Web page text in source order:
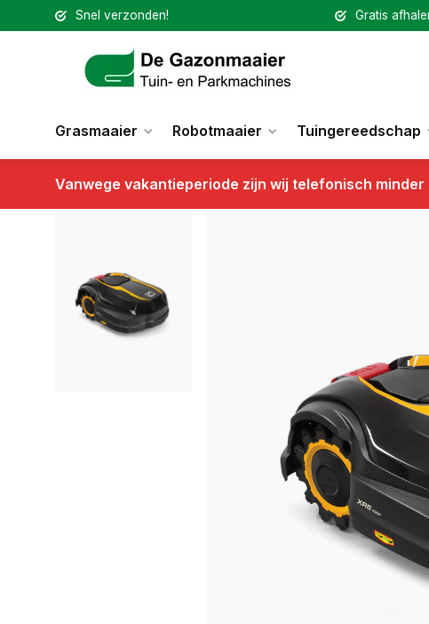
Snel verzonden! Gratis
Grasmaaier Robotmaaier Tuingereedschap
Vanwege vakantieperiode zijn wij telefonisch
Terug Cub Cadet robotmaaier XR5 4000